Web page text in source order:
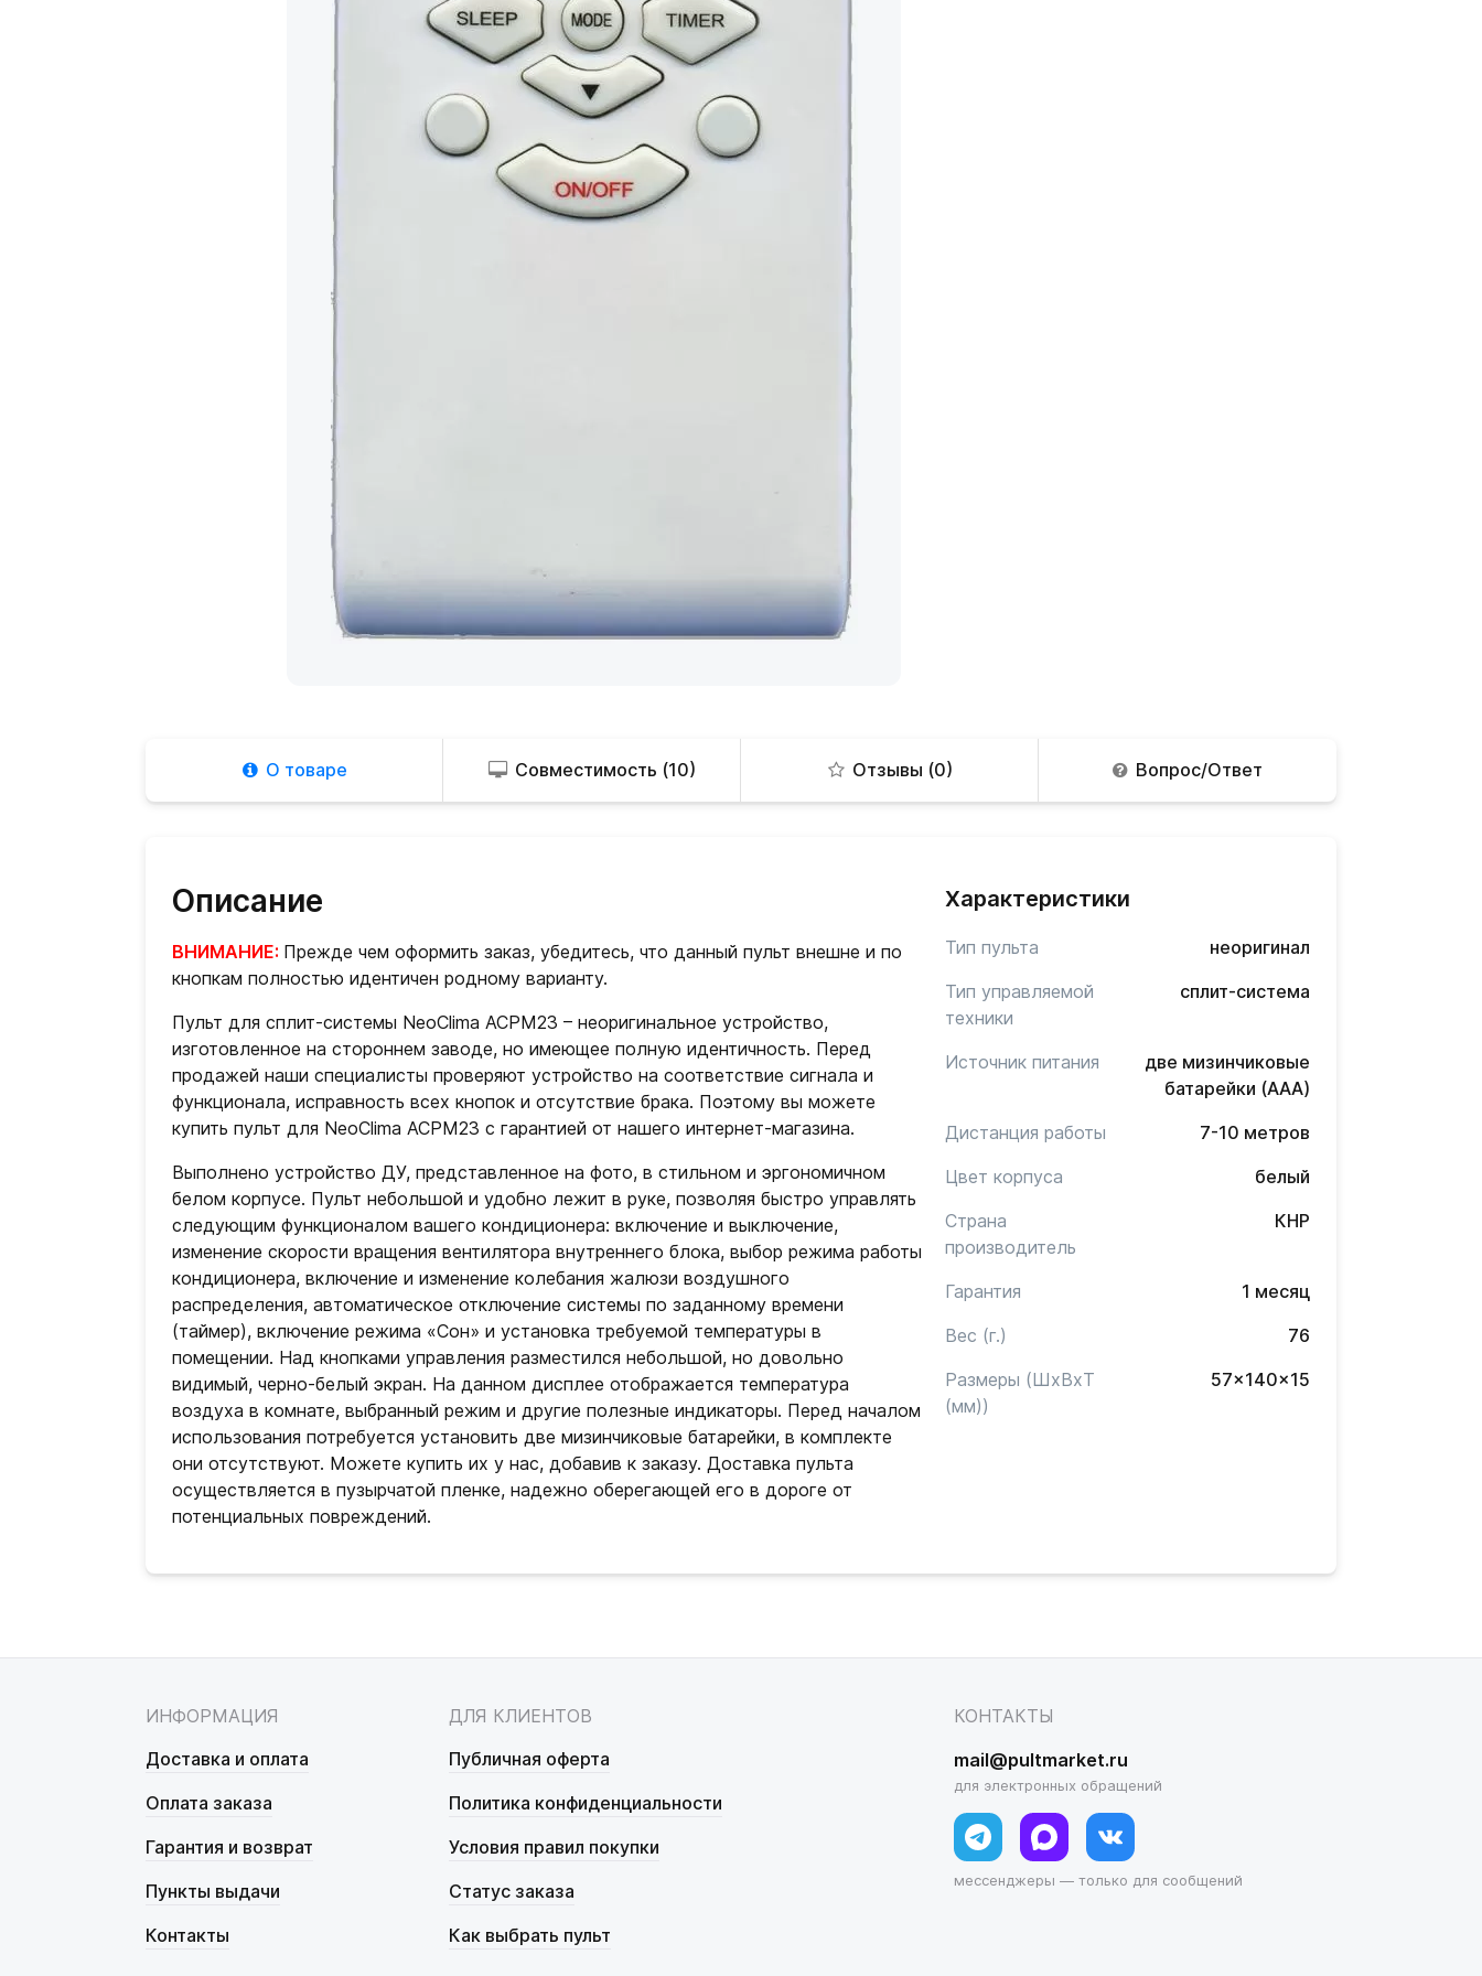
О товаре Совместимость (10) Отзывы (0) Вопрос/Ответ
Описание
ВНИМАНИЕ: Прежде чем оформить заказ, убедитесь, что данный пульт внешне и по
кнопкам полностью идентичен родному варианту.
Пульт для сплит-системы NeoClima ACPM23 – неоригинальное устройство,
изготовленное на стороннем заводе, но имеющее полную идентичность. Перед
продажей наши специалисты проверяют устройство на соответствие сигнала и
функционала, исправность всех кнопок и отсутствие брака. Поэтому вы можете
купить пульт для NeoClima ACPM23 с гарантией от нашего интернет-магазина.
Выполнено устройство ДУ, представленное на фото, в стильном и эргономичном
белом корпусе. Пульт небольшой и удобно лежит в руке, позволяя быстро управлять
следующим функционалом вашего кондиционера: включение и выключение,
изменение скорости вращения вентилятора внутреннего блока, выбор режима работы
кондиционера, включение и изменение колебания жалюзи воздушного
распределения, автоматическое отключение системы по заданному времени
(таймер), включение режима «Сон» и установка требуемой температуры в
помещении. Над кнопками управления разместился небольшой, но довольно
видимый, черно-белый экран. На данном дисплее отображается температура
воздуха в комнате, выбранный режим и другие полезные индикаторы. Перед началом
использования потребуется установить две мизинчиковые батарейки, в комплекте
они отсутствуют. Можете купить их у нас, добавив к заказу. Доставка пульта
осуществляется в пузырчатой пленке, надежно оберегающей его в дороге от
потенциальных повреждений.
Характеристики
Тип пульта
неоригинал
Тип управляемой
техники
сплит-система
Источник питания
две мизинчиковые
батарейки (AAA)
Дистанция работы
7-10 метров
Цвет корпуса
белый
Страна
производитель
КНР
Гарантия
1 месяц
Вес (г.)
76
Размеры (ШxВxТ
(мм))
57x140x15
ИНФОРМАЦИЯ
Доставка и оплата
Оплата заказа
Гарантия и возврат
Пункты выдачи
Контакты
ДЛЯ КЛИЕНТОВ
Публичная оферта
Политика конфиденциальности
Условия правил покупки
Статус заказа
Как выбрать пульт
КОНТАКТЫ
mail@pultmarket.ru
для электронных обращений
мессенджеры — только для сообщений